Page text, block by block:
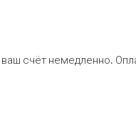
счёт немедленно.